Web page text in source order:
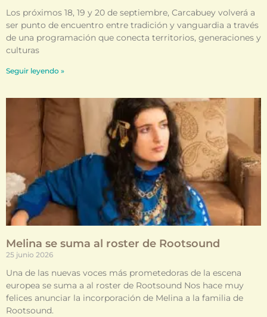
Los próximos 18, 19 y 20 de septiembre, Carcabuey volverá a
ser punto de encuentro entre tradición y vanguardia a través
de una programación que conecta territorios, generaciones y
culturas
Seguir leyendo »
Melina se suma al roster de Rootsound
25 junio 2026
Una de las nuevas voces más prometedoras de la escena
europea se suma a al roster de Rootsound Nos hace muy
felices anunciar la incorporación de Melina a la familia de
Rootsound.